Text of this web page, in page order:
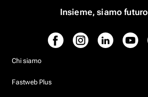
Insieme, siamo futuro
Chi siamo
Fastweb Plus